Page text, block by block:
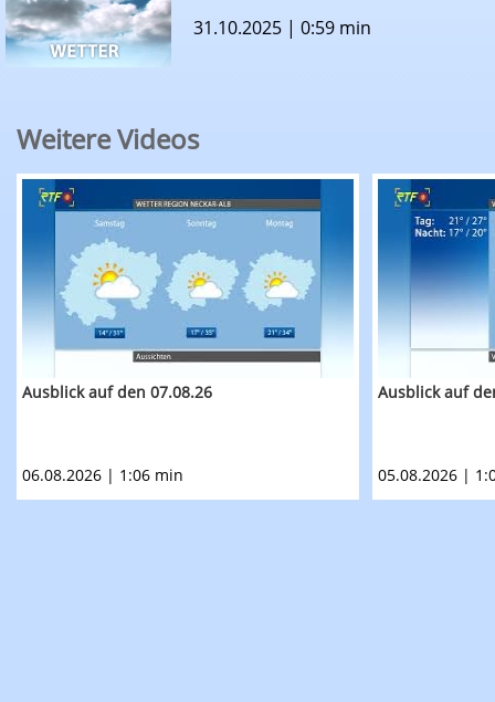
31.10.2025 | 0:59 min
Weitere Videos
RTF.1-Wetter: Ausblick auf den 07.08.26
Ausblick auf den 07.08.26
06.08.2026 | 1:06 min
RTF.1-
Ausblick auf
05.08.2026 |